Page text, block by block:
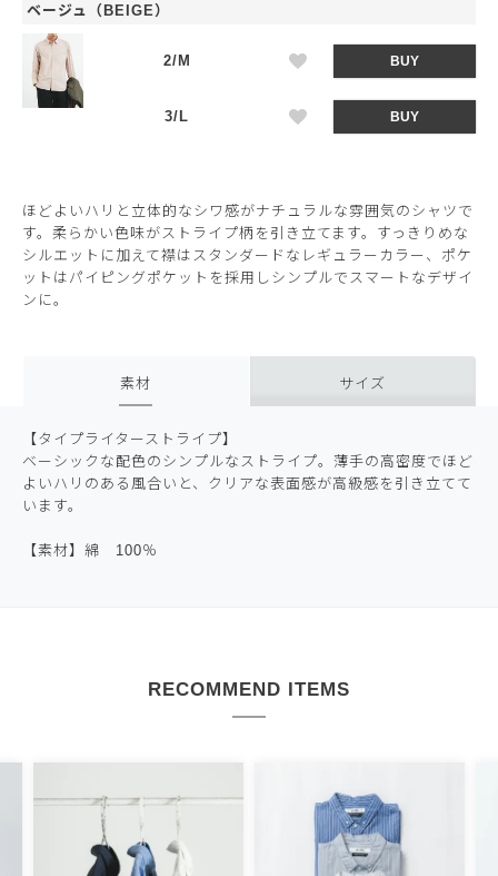
ベージュ（BEIGE）
2/M BUY
3/L BUY
ほどよいハリと立体的なシワ感がナチュラルな雰囲気のシャツで
す。柔らかい色味がストライプ柄を引き立てます。すっきりめな
シルエットに加えて襟はスタンダードなレギュラーカラー、ポケ
ットはパイピングポケットを採用しシンプルでスマートなデザイ
ンに。
素材 サイズ
【タイプライターストライプ】
ベーシックな配色のシンプルなストライプ。薄手の高密度でほど
よいハリのある風合いと、クリアな表面感が高級感を引き立てて
います。
【素材】綿 100％
RECOMMEND ITEMS